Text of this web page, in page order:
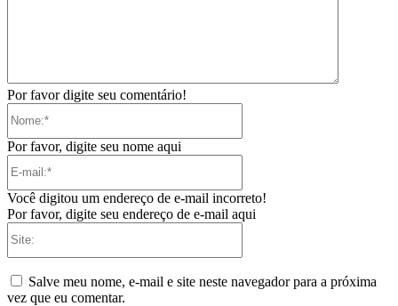
Por favor digite seu comentário!
Por favor, digite seu nome aqui
Você digitou um endereço de e-mail incorreto!
Por favor, digite seu endereço de e-mail aqui
Salve meu nome, e-mail e site neste navegador para a próxima
vez que eu comentar.